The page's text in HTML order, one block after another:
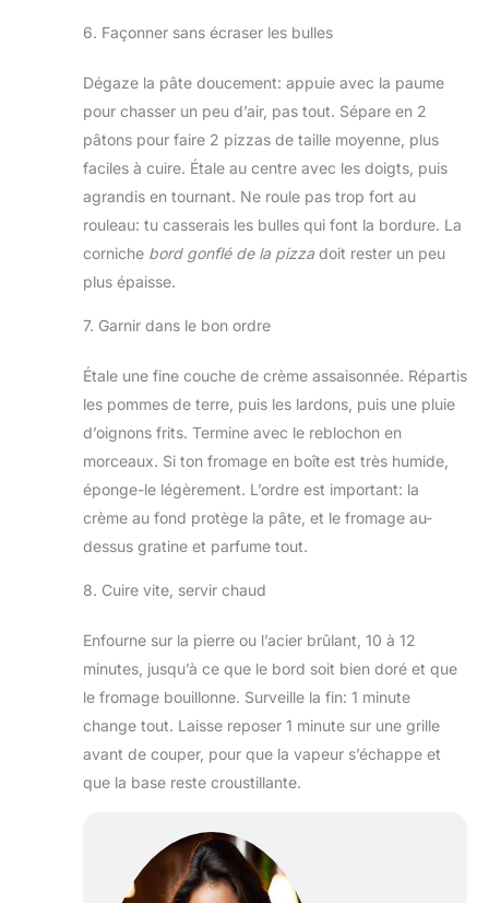
6. Façonner sans écraser les bulles
Dégaze la pâte doucement: appuie avec la paume
pour chasser un peu d’air, pas tout. Sépare en 2
pâtons pour faire 2 pizzas de taille moyenne, plus
faciles à cuire. Étale au centre avec les doigts, puis
agrandis en tournant. Ne roule pas trop fort au
rouleau: tu casserais les bulles qui font la bordure. La
corniche bord gonflé de la pizza doit rester un peu
plus épaisse.
7. Garnir dans le bon ordre
Étale une fine couche de crème assaisonnée. Répartis
les pommes de terre, puis les lardons, puis une pluie
d’oignons frits. Termine avec le reblochon en
morceaux. Si ton fromage en boîte est très humide,
éponge-le légèrement. L’ordre est important: la
crème au fond protège la pâte, et le fromage au-
dessus gratine et parfume tout.
8. Cuire vite, servir chaud
Enfourne sur la pierre ou l’acier brûlant, 10 à 12
minutes, jusqu’à ce que le bord soit bien doré et que
le fromage bouillonne. Surveille la fin: 1 minute
change tout. Laisse reposer 1 minute sur une grille
avant de couper, pour que la vapeur s’échappe et
que la base reste croustillante.